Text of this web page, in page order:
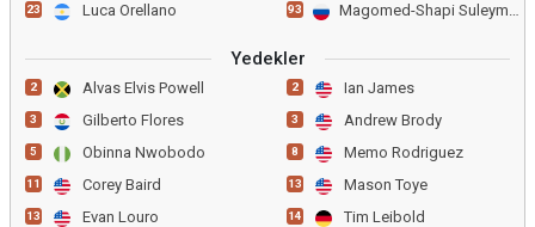
23 Luca Orellano 93 Magomed-Shapi Suleymanov
Yedekler
2 Alvas Elvis Powell
3 Gilberto Flores
5 Obinna Nwobodo
11 Corey Baird
13 Evan Louro
2 Ian James
3 Andrew Brody
8 Memo Rodriguez
13 Mason Toye
14 Tim Leibold